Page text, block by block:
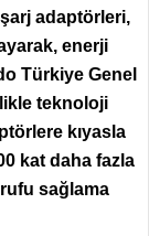
adaptörleri,
enerji
Türkiye Genel
teknoloji
kıyasla
kat daha fazla
sağlama